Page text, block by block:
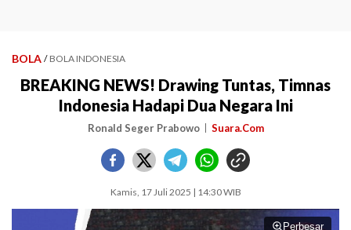
BOLA / BOLA INDONESIA
BREAKING NEWS! Drawing Tuntas, Timnas
Indonesia Hadapi Dua Negara Ini
Ronald Seger Prabowo Suara.Com
Kamis, 17 Juli 2025 | 14:30 WIB
Perbesar